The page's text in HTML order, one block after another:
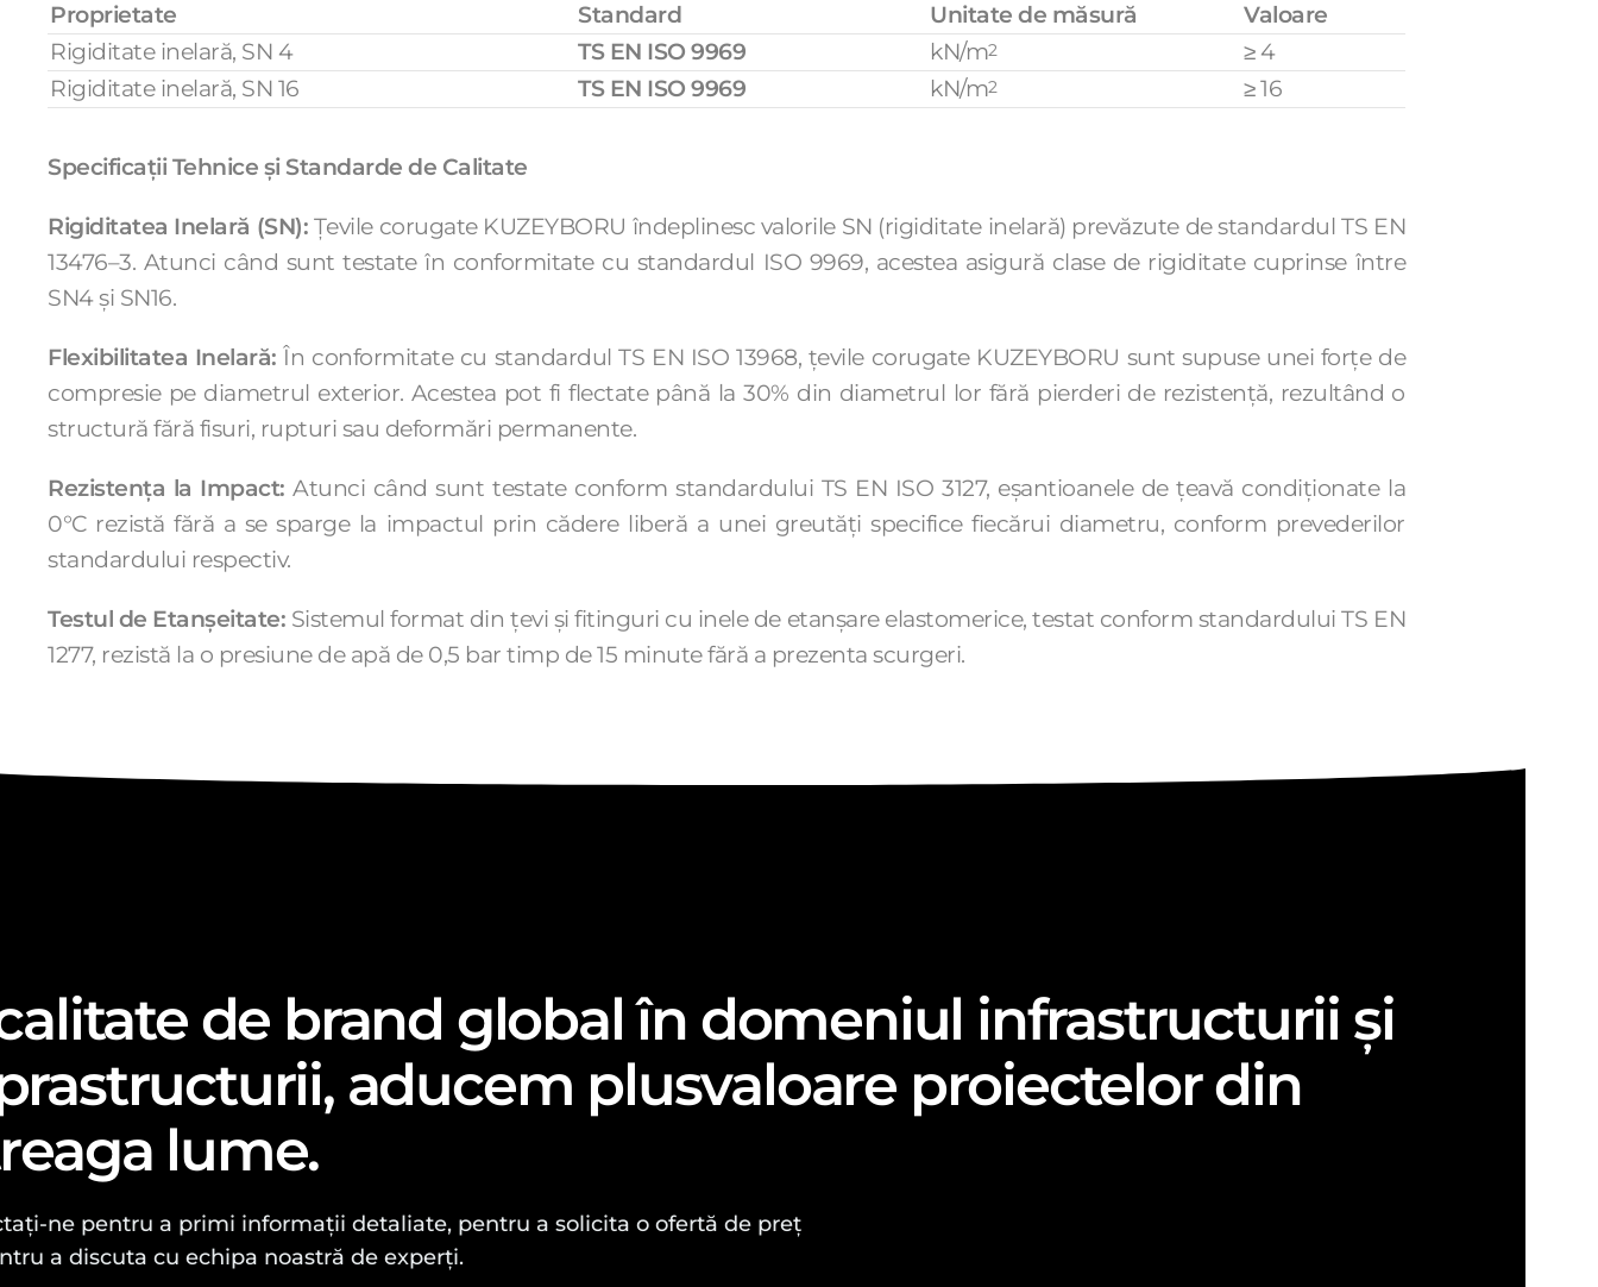
Proprietate
Standard Unitate de măsură
Valoare
Rigiditate inelară, SN 4
TS EN ISO 9969 kN/m2
≥ 4
Rigiditate inelară, SN 16
TS EN ISO 9969 kN/m2 ≥ 16
Specificații Tehnice și Standarde de Calitate
Rigiditatea Inelară (SN): Țevile corugate KUZEYBORU îndeplinesc valorile SN (rigiditate inelară) prevăzute de standardul TS EN
13476–3. Atunci când sunt testate în conformitate cu standardul ISO 9969, acestea asigură clase de rigiditate cuprinse între
SN4 și SN16.
Flexibilitatea Inelară: În conformitate cu standardul TS EN ISO 13968, țevile corugate KUZEYBORU sunt supuse unei forțe de
compresie pe diametrul exterior. Acestea pot fi flectate până la 30% din diametrul lor fără pierderi de rezistență, rezultând o
structură fără fisuri, rupturi sau deformări permanente.
Rezistența la Impact: Atunci când sunt testate conform standardului TS EN ISO 3127, eșantioanele de țeavă condiționate la
0°C rezistă fără a se sparge la impactul prin cădere liberă a unei greutăți specifice fiecărui diametru, conform prevederilor
standardului respectiv.
Testul de Etanșeitate: Sistemul format din țevi și fitinguri cu inele de etanșare elastomerice, testat conform standardului TS EN
1277, rezistă la o presiune de apă de 0,5 bar timp de 15 minute fără a prezenta scurgeri.
de brand global în domeniul infrastructurii și
aducem plusvaloare proiectelor din
lume.
ne pentru a primi informații detaliate, pentru a solicita o ofertă de preț
a discuta cu echipa noastră de experți.